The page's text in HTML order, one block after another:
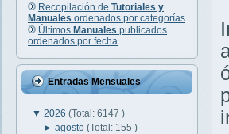
Recopilación de Tutoriales y
Manuales ordenados por categorías
Últimos Manuales publicados
ordenados por fecha
Entradas Mensuales
▼ 2026 (Total: 6147 )
►agosto(Total: 155 )